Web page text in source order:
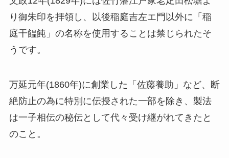
り御朱印を拝領し、以後稲庭吉左エ門以外に「稲
庭干饂飩」の名称を使用することは禁じられたそ
うです。
万延元年(1860年)に創業した「佐藤養助」など、断
絶防止の為に特別に伝授された一部を除き、製法
は一子相伝の秘伝として代々受け継がれてきたと
のこと。